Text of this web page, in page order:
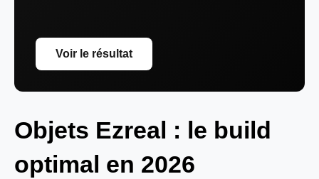
Voir le résultat
Objets Ezreal : le build
optimal en 2026